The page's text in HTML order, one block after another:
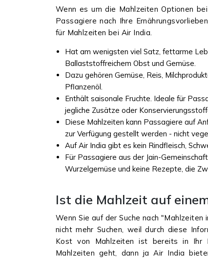
Wenn es um die Mahlzeiten Optionen
Passagiere nach Ihre
für Mahlzeiten bei Air India.
Hat am wenigsten viel Satz, fettarme
Ballaststoffreichem Obst und Gemüse.
Dazu gehören Gemüse, Reis,
Pflanzenöl.
Enthält saisonale Fruchte. Ideale für
jegliche Zusätze oder
Diese Mahlzeiten kann Passagiere auf
zur Verfügung gestellt werden - nicht
Auf Air India gibt es kein Rindfleisch,
Für Passagiere aus der Jain-
Wurzelgemüse und keine Rezepte, die
Ist die Mahlzeit auf
Wenn Sie auf der Suche nach
nicht mehr Suchen, weil durch diese
Kost von Mahlzeiten ist bereits in Ihr
Mahlzeiten geht, dann ja Air India